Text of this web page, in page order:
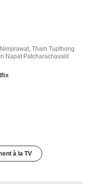
,Tham Tupthong
Napat Patcharachavalit
à la TV